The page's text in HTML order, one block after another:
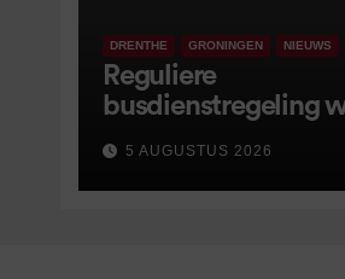
DRENTHE GRONINGEN NIEUWS
Reguliere
busdienstregeling
van start, met kleine
wijzigingen
5 AUGUSTUS 2026